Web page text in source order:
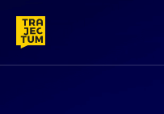
content